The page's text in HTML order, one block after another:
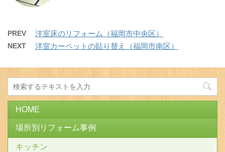
PREV 洋室床のリフォーム（福岡市中央区）
NEXT 洋室カーペットの貼り替え（福岡市南区）
HOME
場所別リフォーム事例
キッチン